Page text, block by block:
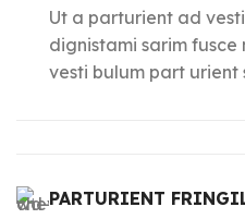
Ut a parturient ad
dignistami sarim fusce
vesti bulum part urient
PARTURIENT